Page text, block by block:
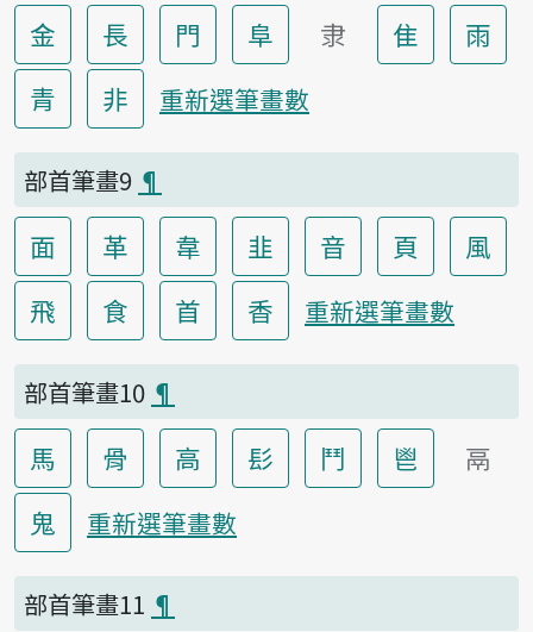
金 長 門 阜 隶 隹
雨
青
非 重新選筆畫數
部首筆畫9 ¶
面 革 韋 韭 音 頁
風
飛
食 首 香 重新選筆畫數
部首筆畫10 ¶
馬 骨 高 髟 鬥 鬯
鬲
鬼
重新選筆畫數
部首筆畫11 ¶